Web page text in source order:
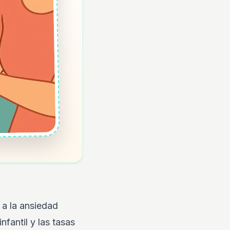
la ansiedad
y las tasas